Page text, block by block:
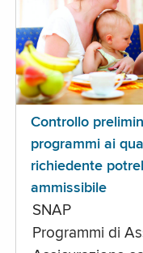
Controllo
programmi ai
richiedente
ammissibile
SNAP
Programmi di